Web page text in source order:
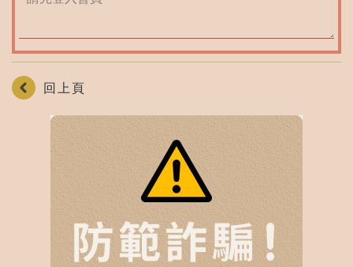
回上頁